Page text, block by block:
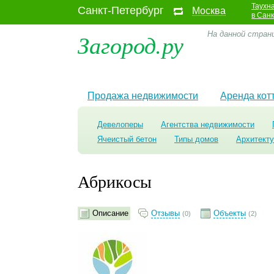
Санкт-Петербург Москва
в
Загород.ру На данной
Продажа недвижимости Аренда
Девелоперы Агентства недвижимости
Ячеистый бетон
Типы домов
Абрикосы
Описание Отзывы (0) Объекты (2)